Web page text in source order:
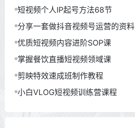
短视频个人IP起号方法68节
分享一套做抖音视频号运营的资料
优质短视频内容进阶SOP课
掌握餐饮直播短视频领域课
剪映特效速成班制作教程
小白VLOG短视频训练营课程